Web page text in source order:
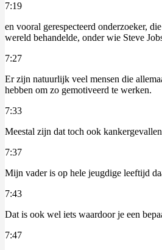
7:19
en vooral gerespecteerd onderzoeker,
wereld behandelde, onder wie Steve
7:27
Er zijn natuurlijk veel mensen die
hebben om zo gemotiveerd te werken.
7:33
Meestal zijn dat toch ook
7:37
Mijn vader is op hele jeugdige leeftijd
7:43
Dat is ook wel iets waardoor je een
7:47